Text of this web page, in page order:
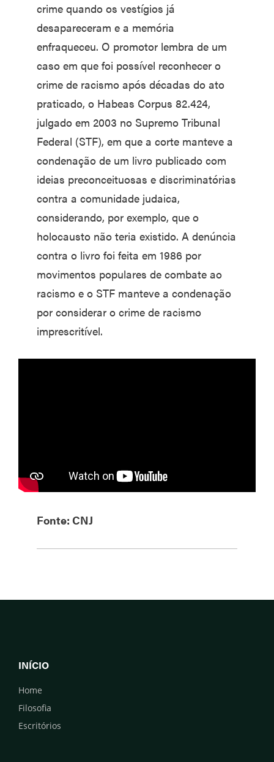
crime quando os vestígios já
desapareceram e a memória
enfraqueceu. O promotor lembra de um
caso em que foi possível reconhecer o
crime de racismo após décadas do ato
praticado, o Habeas Corpus 82.424,
julgado em 2003 no Supremo Tribunal
Federal (STF), em que a corte manteve a
condenação de um livro publicado com
ideias preconceituosas e discriminatórias
contra a comunidade judaica,
considerando, por exemplo, que o
holocausto não teria existido. A denúncia
contra o livro foi feita em 1986 por
movimentos populares de combate ao
racismo e o STF manteve a condenação
por considerar o crime de racismo
imprescritível.
Fonte: CNJ
INÍCIO
Home
Filosofia
Escritórios